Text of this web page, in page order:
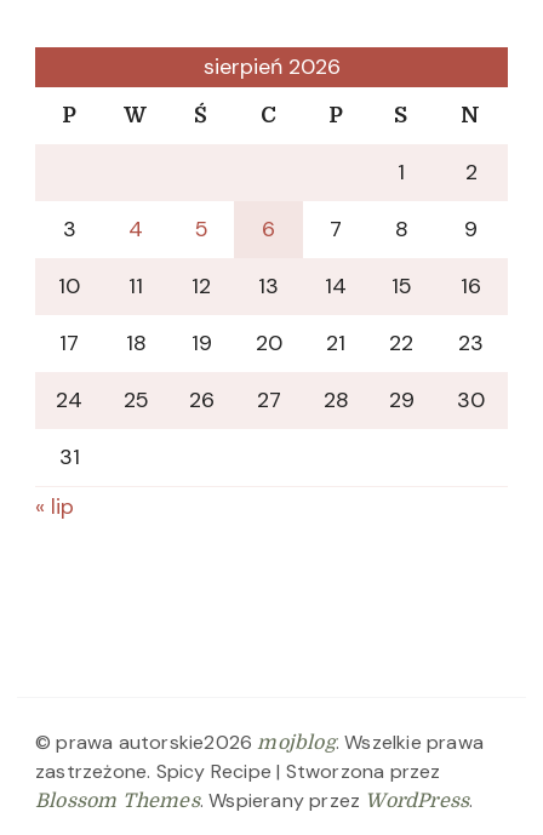
sierpień 2026
P W Ś C P S N
1
2
3
4 5 6 7 8
9
10
11 12 13 14 15
16
17
18 19 20 21 22
23
24
25 26 27 28 29
30
31
« lip
© prawa autorskie2026mojblog. Wszelkie prawa
zastrzeżone. Spicy Recipe | Stworzona przez
Blossom Themes. Wspierany przez WordPress.